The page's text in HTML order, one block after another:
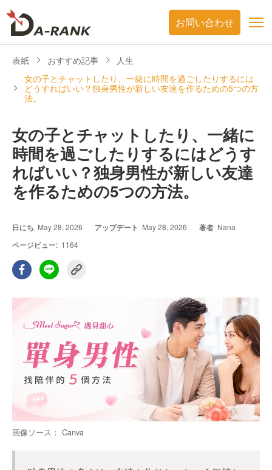
お問い合わせ
表紙 おすすめ記事
人生
女の子とチャットしたり、一緒に時間を過ごしたりするには
どうすればいい？独身男性が新しい友達を作るための5つの方
法。
女の子とチャットしたり、一緒に
時間を過ごしたりするにはどうす
ればいい？独身男性が新しい友達
を作るための5つの方法。
日にち May 28, 2026 アップデート May 28, 2026 著者 Nana
ページビュー: 1164
画像ソース： Canva